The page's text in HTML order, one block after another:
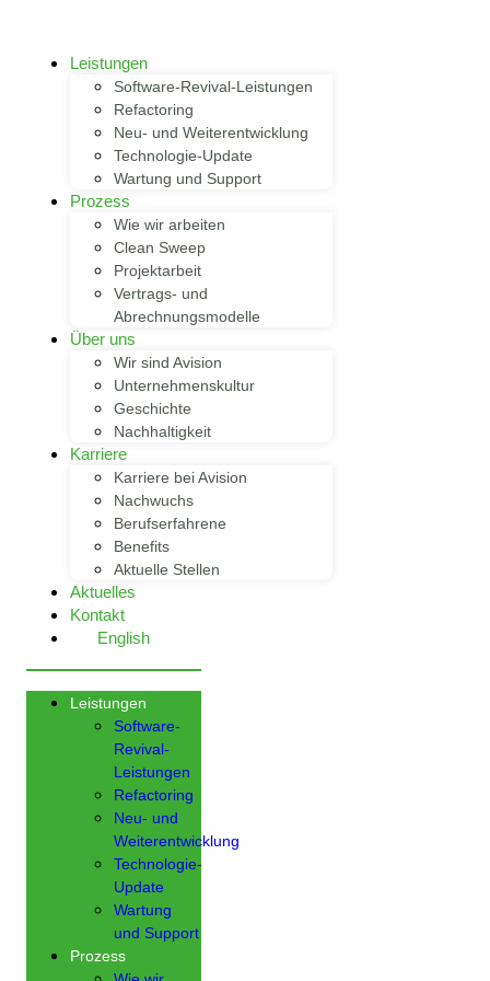
Leistungen
Software-Revival-Leistungen
Refactoring
Neu- und Weiterentwicklung
Technologie-Update
Wartung und Support
Prozess
Wie wir arbeiten
Clean Sweep
Projektarbeit
Vertrags- und
Abrechnungsmodelle
Über uns
Wir sind Avision
Unternehmenskultur
Geschichte
Nachhaltigkeit
Karriere
Karriere bei Avision
Nachwuchs
Berufserfahrene
Benefits
Aktuelle Stellen
Aktuelles
Kontakt
English
Leistungen
Software-
Revival-
Leistungen
Refactoring
Neu- und
Weiterentwicklung
Technologie-
Update
Wartung
und Support
Prozess